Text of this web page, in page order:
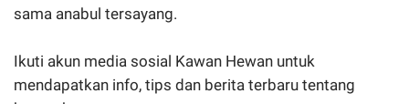
sama anabul tersayang.
Ikuti akun media sosial Kawan Hewan untuk
mendapatkan info, tips dan berita terbaru tentang